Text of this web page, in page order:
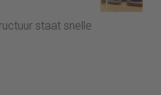
staat snelle